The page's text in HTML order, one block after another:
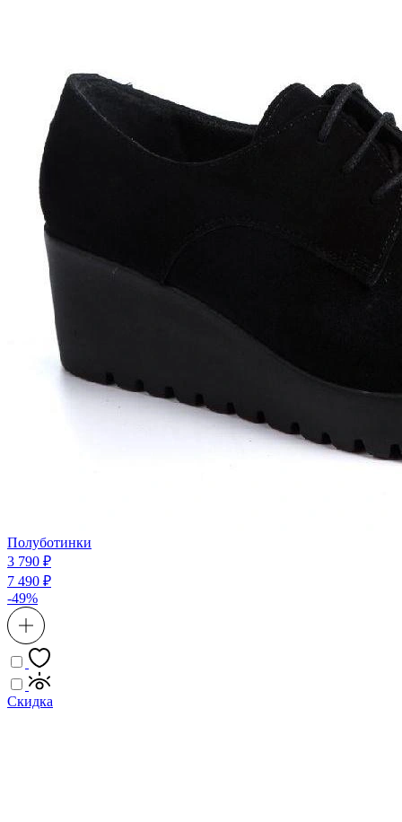
Полуботинки
3 790 ₽
7 490 ₽
-49%
Скидка